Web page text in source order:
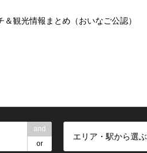
＆観光情報まとめ（おいなご公認）
and
or
エリア・駅から選ぶ